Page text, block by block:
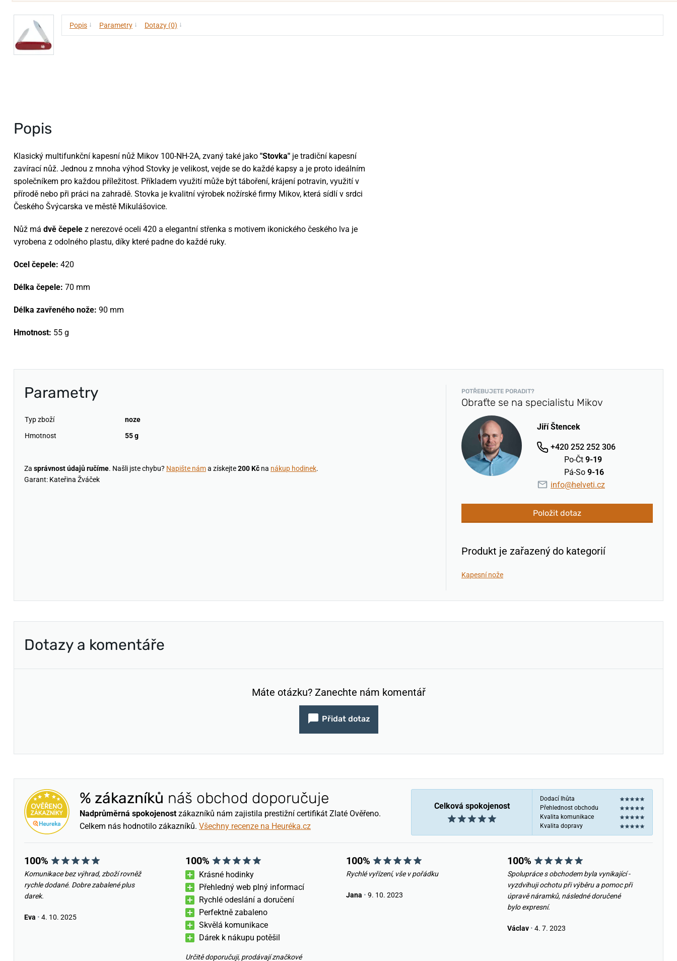
Popis ↓ Parametry ↓ Dotazy (0) ↓
Popis
Klasický multifunkční kapesní nůž Mikov 100-NH-2A, zvaný také jako "Stovka" je tradiční kapesní
zavírací nůž. Jednou z mnoha výhod Stovky je velikost, vejde se do každé kapsy a je proto ideálním
společníkem pro každou příležitost. Příkladem využití může být táboření, krájení potravin, využití v
přírodě nebo při práci na zahradě. Stovka je kvalitní výrobek nožírské firmy Mikov, která sídlí v srdci
Českého Švýcarska ve městě Mikulášovice.
Nůž má dvě čepele z nerezové oceli 420 a elegantní střenka s motivem ikonického českého lva je
vyrobena z odolného plastu, díky které padne do každé ruky.
Ocel čepele: 420
Délka čepele: 70 mm
Délka zavřeného nože: 90 mm
Hmotnost: 55 g
Parametry
Typ zboží
noze
Hmotnost
55 g
Za správnost údajů ručíme. Našli jste chybu? Napište náma získejte200 Kč na nákup hodinek.
Garant: Kateřina Žváček
POTŘEBUJETE PORADIT?
Obraťte se na specialistu Mikov
Jiří Štencek
+420 252 252 306
Po-Čt 9-19
Pá-So 9-16
info@helveti.cz
Položit dotaz
Produkt je zařazený do kategorií
Kapesní nože
Dotazy a komentáře
Máte otázku? Zanechte nám komentář
Přidat dotaz
Celková spokojenost
Dodací lhůta
Přehlednost obchodu
Kvalita komunikace
Kvalita dopravy
% zákazníků náš obchod doporučuje
Nadprůměrná spokojenostzákazníků nám zajistila prestižní certifikát Zlaté Ověřeno.
Celkem nás hodnotilo zákazníků. Všechny recenze na Heuréka.cz
100%
Komunikace bez výhrad, zboží rovněž
rychle dodané. Dobre zabalené plus
darek.
Eva • 4. 10. 2025
100%
Krásné hodinky
Přehledný web plný informací
Rychlé odeslání a doručení
Perfektně zabaleno
Skvělá komunikace
Dárek k nákupu potěšil
Určitě doporučuji, prodávají značkové
100%
Rychlé vyřízení, vše v pořádku
Jana • 9. 10. 2023
100%
Spolupráce s obchodem byla vynikající -
vyzdvihuji ochotu při výběru a pomoc při
úpravě náramků, následné doručené
bylo expresní.
Václav • 4. 7. 2023